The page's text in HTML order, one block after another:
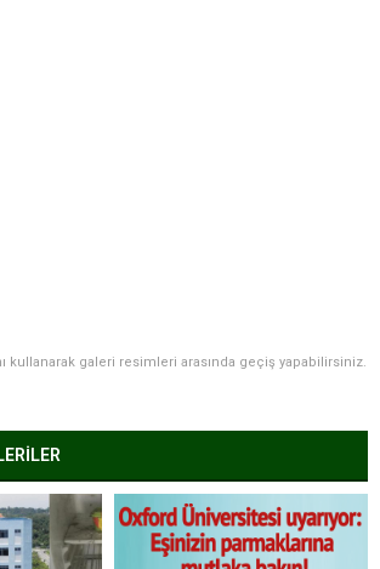
kullanarak galeri resimleri arasında geçiş yapabilirsiniz.